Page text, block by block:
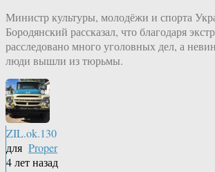
Министр культуры, молодёжи и спорта
Бородянский рассказал, что благодаря
расследовано много уголовных дел, а
люди вышли из тюрьмы.
ZIL.ok.130
для Proper
4 лет назад